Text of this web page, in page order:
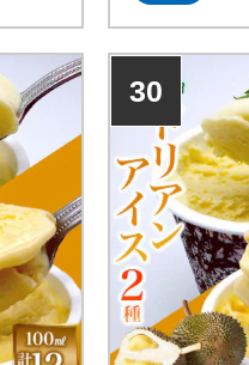
30